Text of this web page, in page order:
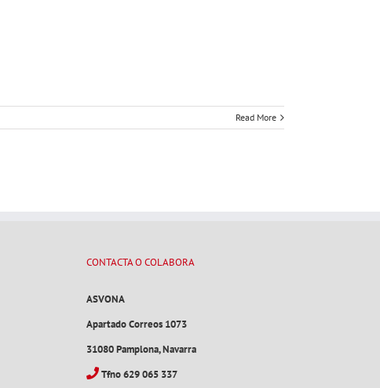
Read More
CONTACTA O COLABORA
ASVONA
Apartado Correos 1073
31080 Pamplona, Navarra
Tfno 629 065 337